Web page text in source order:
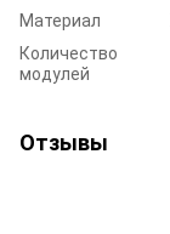
Материал
Количество
модулей
Отзывы